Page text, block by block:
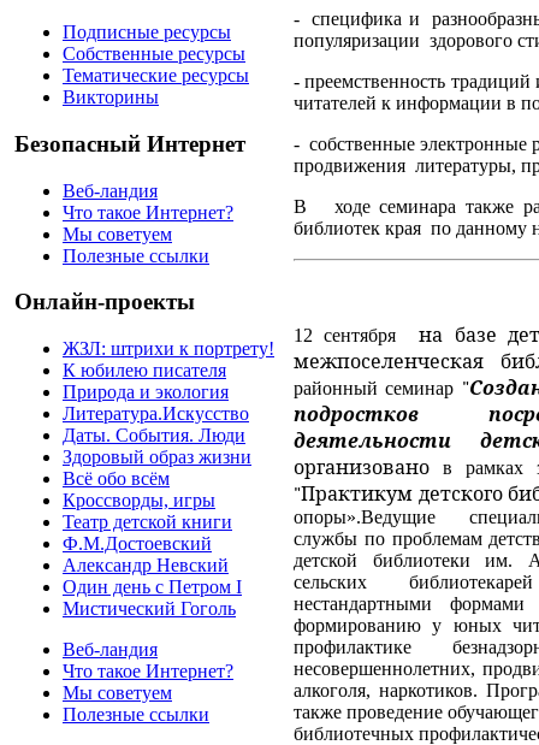
Подписные ресурсы
Собственные ресурсы
Тематические ресурсы
Викторины
Безопасный Интернет
Веб-ландия
Что такое Интернет?
Мы советуем
Полезные ссылки
Онлайн-проекты
ЖЗЛ: штрихи к портрету!
К юбилею писателя
Природа и экология
Литература.Искусство
Даты. События. Люди
Здоровый образ жизни
Всё обо всём
Кроссворды, игры
Театр детской книги
Ф.М.Достоевский
Александр Невский
Один день с Петром I
Мистический Гоголь
Веб-ландия
Что такое Интернет?
Мы советуем
Полезные ссылки
-
специфика и
популяризации здорового
- преемственность
читателей к информации в
- собственные электронные
продвижения литературы,
В
ходе семинара также
библиотек края по данному
12 сентября
на базе
межпоселенческая
районный семинар "
подростков
деятельности
организовано в рамках
"Практикум детского
опоры».Ведущие
службы по проблемам
детской библиотеки им.
сельских
нестандартными
формированию у юных
профилактике
несовершеннолетних,
алкоголя, наркотиков.
также проведение
библиотечных